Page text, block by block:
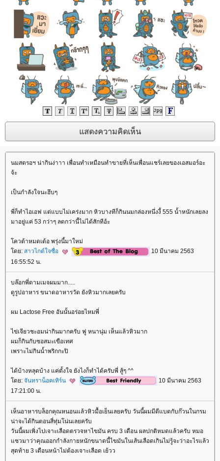
นมสตรอฯ น่ากินง่าาา เพื่อนทำเหมือนทำขายที่เห็นเพื่อนแชร์เลยของเอสมอร์อะ
จ้ะ
เป็นกำลังใจนะฮึบๆ
พี่ก็ทำไอเอฟ แต่แบบไม่เคร่งมาก หิวบางทีก็กินนมกล่องหนึ่งงี้ 555 น้ำหนักเลยลง
มาอยู่แค่ 53 กว่าๆ ลดกว่านี้ไม่ได้สักทีอ้ะ
ควต้าหมดเด้อ พรุ่งนี้มาใหม่
ดย: สาวไกด์ใจซื่อ
10 มีนาคม 2563
16:55:52 น.
บล๊อกพี่ดามเมจผมมาก.....
ดูรูปอาหาร ขนาดอาหารวัด ยังหิวมากเลยครับ
ผม Lactose Free อันนั้นอร่อยไหมพี่
ไข่เจียวชะอมน่ากินมากครับ ฟู หนานุ่ม เห็นแล้วหิวมาก
ผมก็กินกับซอสมะเขือเทศ
เพราะไม่กินน้ำพริกกะปิ
ได้บ้างหลุดบ้าง แค่ตั้งใจ ยังไงก็ทำได้ครับพี่ สู้ๆ ^^
ดย: จันทราน็อคเทิร์น
10 มีนาคม 2563
17:21:00 น.
เห็นอาหารบล็อกคุณหนอนแล้วหิวมื้อเย็นเลยครับ วันนี้ผมมีตีแบดกับก๊วนในกรม
น่าจะได้กินตอนสี่ทุ่มโน่นเลยครับ
วันนี้ผมเพิ่งไปเจาะเลือดตรวจหาไขมัน ครบ 3 เดือน ผลปกติหมดแล้วครับ หมอ
ซวมาว่าคุณออกกำลังกายหนักขนาดนี้ไขมันในเส้นเลือดเกินไม่รู้จะว่าอะไรแล้ว
สุดท้าย 3 เดือนหน้าไม่ต้องเจาะเลือด เย้วว